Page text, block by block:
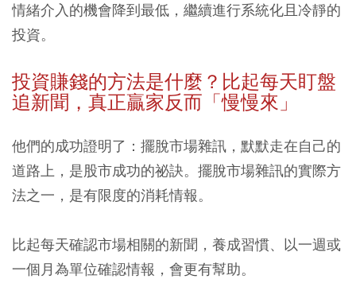
情緒介入的機會降到最低，繼續進行系統化且冷靜的
投資。
投資賺錢的方法是什麼？比起每天盯盤
追新聞，真正贏家反而「慢慢來」
他們的成功證明了：擺脫市場雜訊，默默走在自己的
道路上，是股市成功的祕訣。擺脫市場雜訊的實際方
法之一，是有限度的消耗情報。
比起每天確認市場相關的新聞，養成習慣、以一週或
一個月為單位確認情報，會更有幫助。